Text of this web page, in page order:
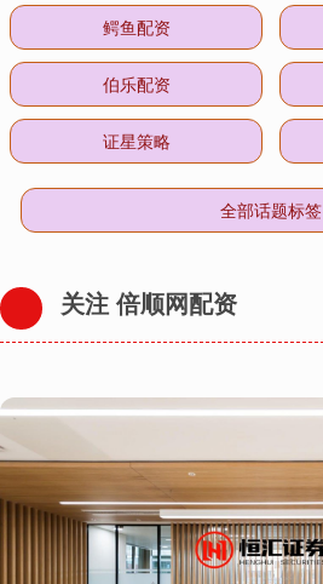
鳄鱼配资
伯乐配资
证星策略
全部话题标签
关注 倍顺网配资